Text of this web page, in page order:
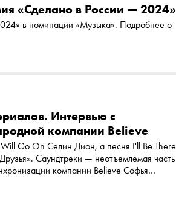
«Сделано в России — 2024»
в номинации «Музыка». Подробнее о
Интервью с
компании Believe
Will Go On Селин Дион, а песня I'll Be There
Саундтреки — неотъемлемая часть
компании Believe Софья